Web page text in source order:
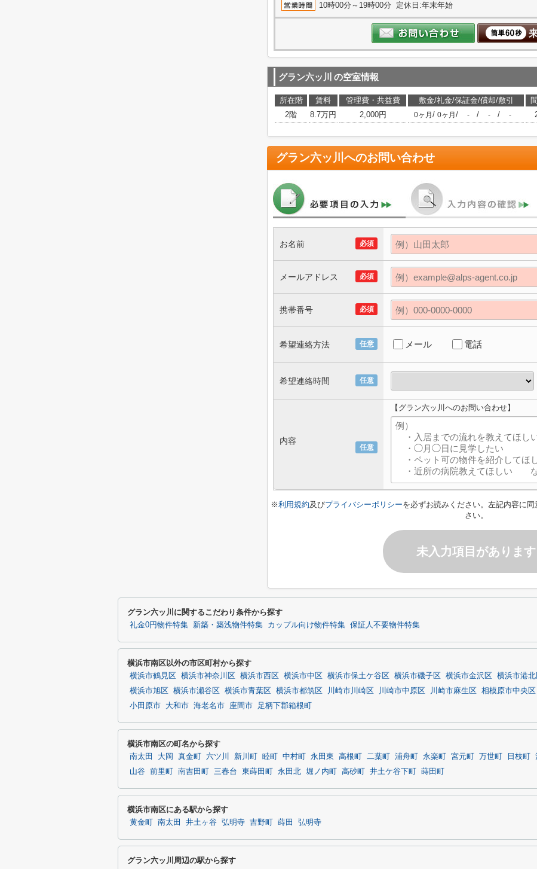
10時00分～19時00分 定休日:年末年始
グラン六ッ川 の空室情報
所在階 賃料 管理費・共益費 敷金/礼金/保証金/償却/敷引
2階
8.7万円 2,000円 0ヶ月 / 0ヶ月 / - / - / -
グラン六ッ川 へのお問い合わせ
必須
お名前
必須
メールアドレス
必須
携帯番号
任意
希望連絡方法 メール 電話
任意
希望連絡時間
任意
内容
【グラン六ッ川へのお問い合わせ】
※利用規約及びプライバシーポリシーを必ずお読みください。左記内容に
さい。
未入力項目があります
グラン六ッ川に関するこだわり条件から探す
礼金0円物件特集 新築・築浅物件特集 カップル向け物件特集 保証人不要物件特集
横浜市南区以外の市区町村から探す
横浜市鶴見区 横浜市神奈川区 横浜市西区 横浜市中区 横浜市保土ケ谷区 横浜市磯子区 横浜市金沢区 横浜市港北
横浜市旭区
横浜市瀬谷区 横浜市青葉区 横浜市都筑区 川崎市川崎区 川崎市中原区 川崎市麻生区 相模原市中央区
小田原市
大和市 海老名市 座間市 足柄下郡箱根町
横浜市南区の町名から探す
南太田 大岡 真金町 六ツ川 新川町 睦町 中村町 永田東 高根町 二葉町 浦舟町 永楽町 宮元町 万世町 日枝町
山谷 前里町 南吉田町 三春台 東蒔田町 永田北 堀ノ内町 高砂町 井土ケ谷下町 蒔田町
横浜市南区にある駅から探す
黄金町 南太田 井土ヶ谷 弘明寺 吉野町 蒔田 弘明寺
グラン六ッ川周辺の駅から探す